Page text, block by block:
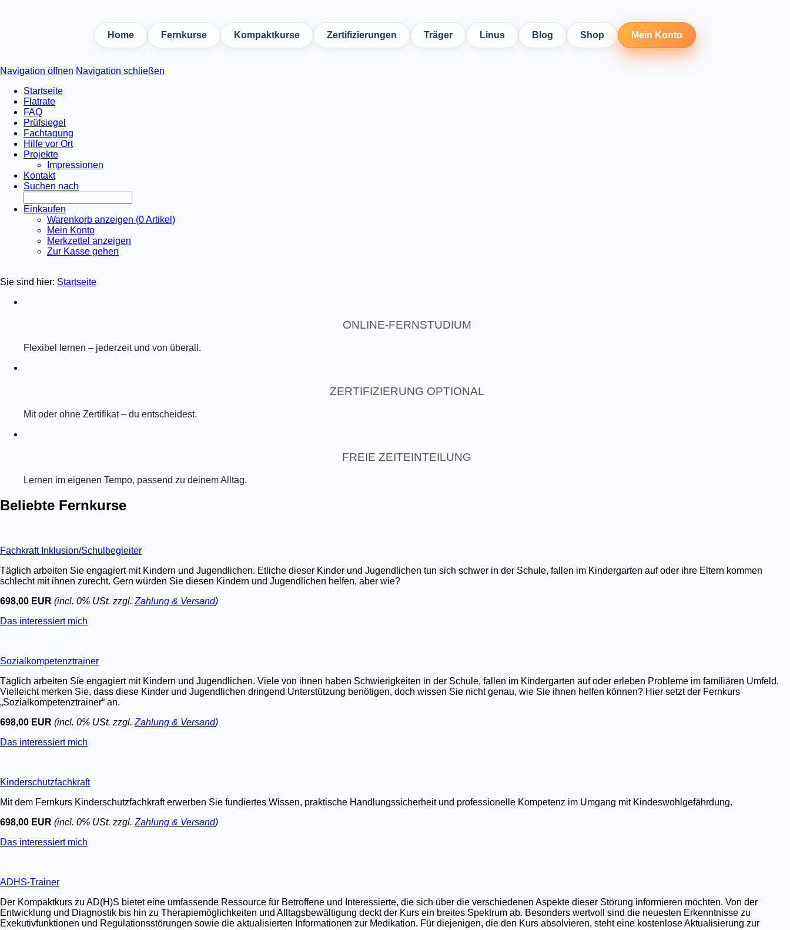
Home Fernkurse Kompaktkurse Zertifizierungen Träger Linus Blog Shop Mein Konto
Navigation öffnen Navigation schließen
Startseite
Flatrate
FAQ
Prüfsiegel
Fachtagung
Hilfe vor Ort
Projekte
Impressionen
Kontakt
Suchen nach
Einkaufen
Warenkorb anzeigen (0Artikel)
Mein Konto
Merkzettel anzeigen
Zur Kasse gehen
Sie sind hier: Startseite
ONLINE-FERNSTUDIUM
Flexibel lernen – jederzeit und von überall.
ZERTIFIZIERUNG OPTIONAL
Mit oder ohne Zertifikat – du entscheidest.
FREIE ZEITEINTEILUNG
Lernen im eigenen Tempo, passend zu deinem Alltag.
Beliebte Fernkurse
Fachkraft Inklusion/Schulbegleiter
Täglich arbeiten Sie engagiert mit Kindern und Jugendlichen. Etliche dieser Kinder und Jugendlichen tun sich schwer in der Schule, fallen im Kindergarten auf oder ihre Eltern kommen
schlecht mit ihnen zurecht. Gern würden Sie diesen Kindern und Jugendlichen helfen, aber wie?
698,00 EUR (incl. 0% USt. zzgl. Zahlung & Versand)
Das interessiert mich
Sozialkompetenztrainer
Täglich arbeiten Sie engagiert mit Kindern und Jugendlichen. Viele von ihnen haben Schwierigkeiten in der Schule, fallen im Kindergarten auf oder erleben Probleme im familiären Umfeld.
Vielleicht merken Sie, dass diese Kinder und Jugendlichen dringend Unterstützung benötigen, doch wissen Sie nicht genau, wie Sie ihnen helfen können? Hier setzt der Fernkurs
„Sozialkompetenztrainer“ an.
698,00 EUR (incl. 0% USt. zzgl. Zahlung & Versand)
Das interessiert mich
Kinderschutzfachkraft
Mit dem Fernkurs Kinderschutzfachkraft erwerben Sie fundiertes Wissen, praktische Handlungssicherheit und professionelle Kompetenz im Umgang mit Kindeswohlgefährdung.
698,00 EUR (incl. 0% USt. zzgl. Zahlung & Versand)
Das interessiert mich
ADHS-Trainer
Der Kompaktkurs zu AD(H)S bietet eine umfassende Ressource für Betroffene und Interessierte, die sich über die verschiedenen Aspekte dieser Störung informieren möchten. Von der
Entwicklung und Diagnostik bis hin zu Therapiemöglichkeiten und Alltagsbewältigung deckt der Kurs ein breites Spektrum ab. Besonders wertvoll sind die neuesten Erkenntnisse zu
Exekutivfunktionen und Regulationsstörungen sowie die aktualisierten Informationen zur Medikation. Für diejenigen, die den Kurs absolvieren, steht eine kostenlose Aktualisierung zur